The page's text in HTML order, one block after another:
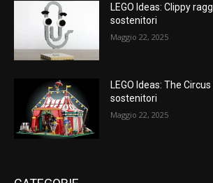
LEGO Ideas: Clippy
sostenitori
Maggio 22, 2025
LEGO Ideas: The
sostenitori
Maggio 22, 2025